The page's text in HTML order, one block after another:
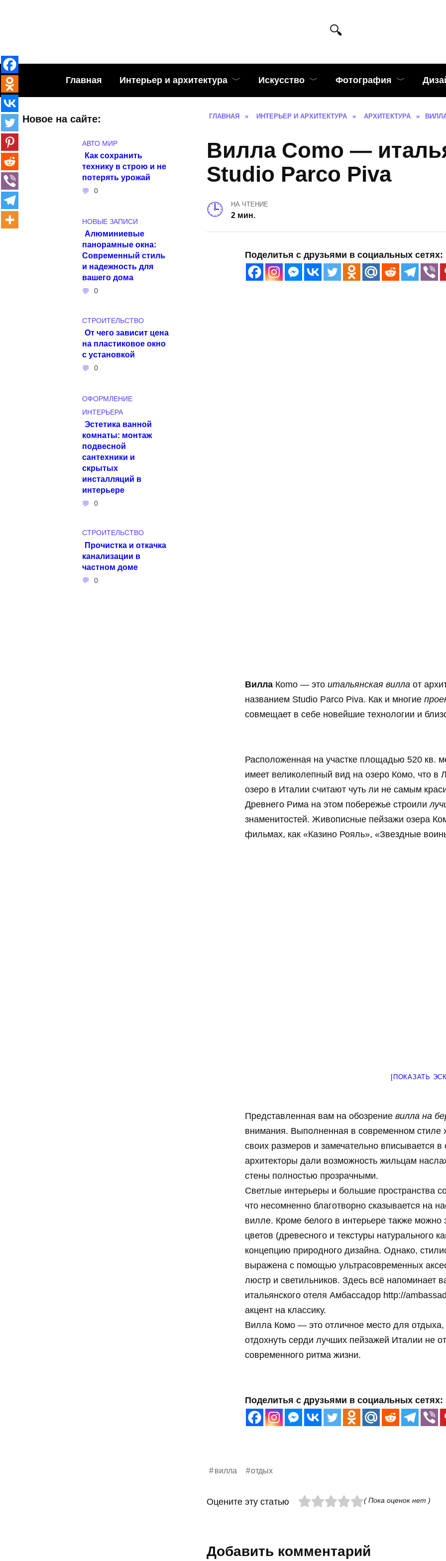
Главная Интерьер и архитектура Искусство Фотография
ГЛАВНАЯ » ИНТЕРЬЕР И АРХИТЕКТУРА » АРХИТЕКТУРА »
Вилла Como —
Studio Parco Piva
НА ЧТЕНИЕ
2 мин.
Поделитья с друзьями в социальных сетях:
Вилла Кomo — это итальянская вилла от
названием Studio Parco Piva. Как и многие
совмещает в себе новейшие технологии и
Расположенная на участке площадью 520 кв.
имеет великолепный вид на озеро Комо, что в
озеро в Италии считают чуть ли не самым
Древнего Рима на этом побережье строили
знаменитостей. Живописные пейзажи озера
фильмах, как «Казино Рояль», «Звездные
[ПОКАЗАТЬ
Представленная вам на обозрение вилла на
внимания. Выполненная в современном стиле
своих размеров и замечательно вписывается
архитекторы дали возможность жильцам
стены полностью прозрачными.
Светлые интерьеры и большие пространства
что несомненно благотворно сказывается на
вилле. Кроме белого в интерьере также
цветов (древесного и текстуры натурального
концепцию природного дизайна. Однако,
выражена с помощью ультрасовременных
люстр и светильников. Здесь всё напоминает
итальянского отеля Амбассадор http://
акцент на классику.
Вилла Комо — это отличное место для
отдохнуть серди лучших пейзажей Италии не
современного ритма жизни.
Поделитья с друзьями в социальных сетях:
вилла отдых
Оцените эту статью ( Пока оценок нет )
Добавить комментарий
Новое на сайте:
АВТО МИР
Как сохранить
технику в строю и не
потерять урожай
0
НОВЫЕ ЗАПИСИ
Алюминиевые
панорамные окна:
Современный стиль
и надежность для
вашего дома
0
СТРОИТЕЛЬСТВО
От чего зависит цена
на пластиковое окно
с установкой
0
ОФОРМЛЕНИЕ
ИНТЕРЬЕРА
Эстетика ванной
комнаты: монтаж
подвесной
сантехники и
скрытых
инсталляций в
интерьере
0
СТРОИТЕЛЬСТВО
Прочистка и откачка
канализации в
частном доме
0